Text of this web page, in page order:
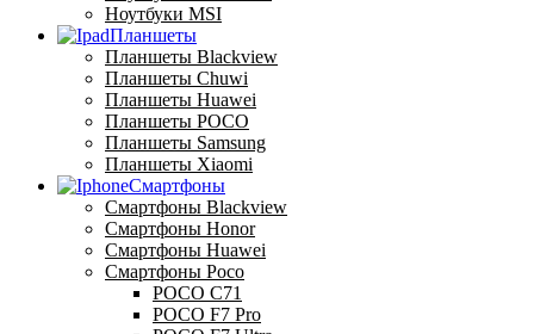
Ноутбуки MSI
Планшеты
Планшеты Blackview
Планшеты Chuwi
Планшеты Huawei
Планшеты POCO
Планшеты Samsung
Планшеты Xiaomi
Смартфоны
Смартфоны Blackview
Смартфоны Honor
Смартфоны Huawei
Смартфоны Poco
POCO C71
POCO F7 Pro